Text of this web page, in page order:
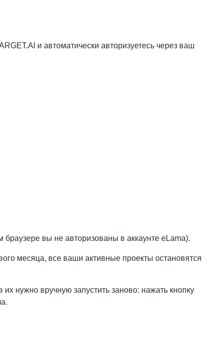
и автоматически авторизуетесь через ваш
браузере вы не авторизованы в аккаунте eLama).
месяца, все ваши активные проекты остановятся
нужно вручную запустить заново: нажать кнопку